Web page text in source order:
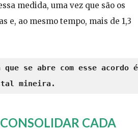
medida, uma vez que são os
e, ao mesmo tempo, mais de 1,3
se abre com esse acordo é
mineira.
CADA